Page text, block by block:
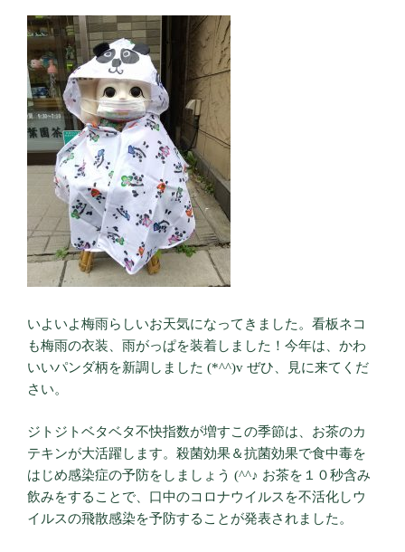
いよいよ梅雨らしいお天気になってきました。看板ネコ
も梅雨の衣装、雨がっぱを装着しました！今年は、かわ
いいパンダ柄を新調しました (*^^)v ぜひ、見に来てくだ
さい。
ジトジトベタベタ不快指数が増すこの季節は、お茶のカ
テキンが大活躍します。殺菌効果＆抗菌効果で食中毒を
はじめ感染症の予防をしましょう (^^♪ お茶を１０秒含み
飲みをすることで、口中のコロナウイルスを不活化しウ
イルスの飛散感染を予防することが発表されました。